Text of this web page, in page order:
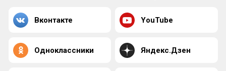
Вконтакте YouTube
Одноклассники Яндекс.Дзен